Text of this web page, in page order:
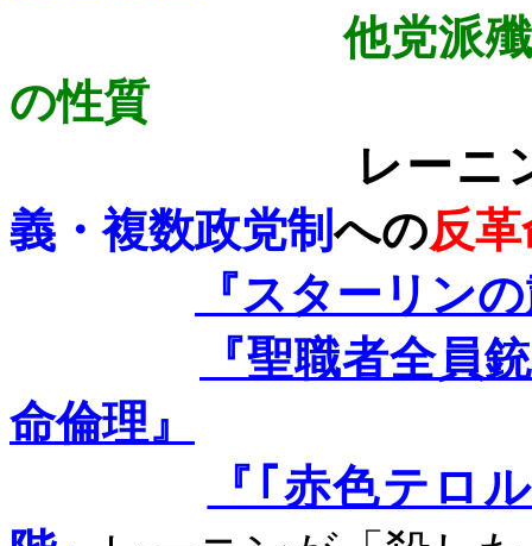
他党派
の性質
レーニンが
義・複数政党制への反
『スターリン
『聖職者全員
命倫理』
『｢赤色テロ